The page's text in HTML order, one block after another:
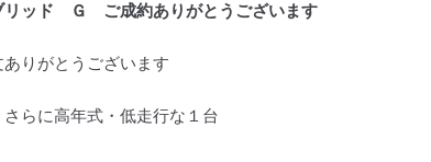
ッド Ｇ ご成約ありがとうございます
りがとうございます
らに高年式・低走行な１台